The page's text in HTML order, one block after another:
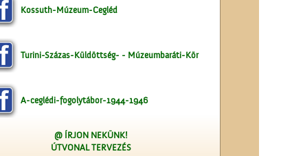
Kossuth-Múzeum-Cegléd
Turini-Százas-Küldöttség- - Múzeumbaráti-Kör
A-ceglédi-fogolytábor-1944-1946
@ ÍRJON NEKÜNK!
ÚTVONAL TERVEZÉS